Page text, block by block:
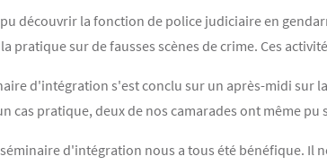
découvrir la fonction de police judiciaire en
pratique sur de fausses scènes de crime. Ces
d'intégration s'est conclu sur un après-midi sur
cas pratique, deux de nos camarades ont même
d'intégration nous a tous été bénéfique. Il